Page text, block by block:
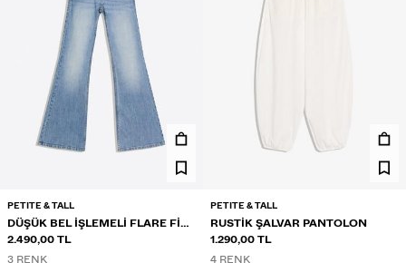
PETITE & TALL
DÜŞÜK BEL IŞLEMELI FLARE FIT
JEAN
2.490,00 TL
3 RENK
PETITE & TALL
RUSTIK ŞALVAR PANTOLON
1.290,00 TL
4 RENK